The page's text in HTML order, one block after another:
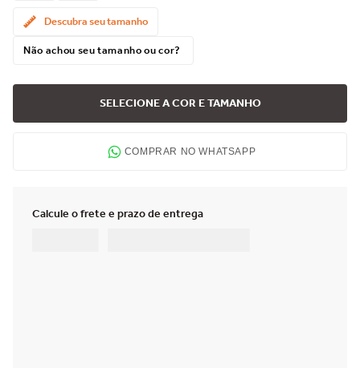
Descubra seu tamanho
Não achou seu tamanho ou cor?
SELECIONE A COR E TAMANHO
COMPRAR NO WHATSAPP